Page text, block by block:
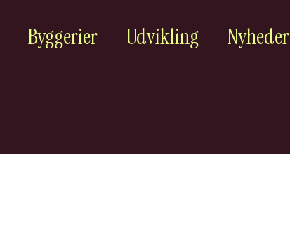
Byggerier Udvikling Nyheder